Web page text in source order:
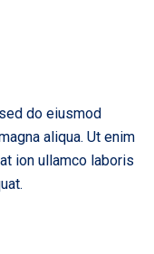
do eiusmod
aliqua. Ut enim
ion ullamco laboris